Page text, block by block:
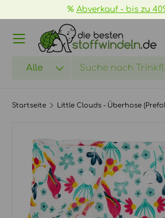
DIREKT ZUM INHALT
% Abverkauf - bis zu
Suchen
Alle
Startseite Little Clouds - Überhose
ZU PRODUKTINFORMATIONEN